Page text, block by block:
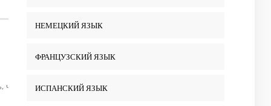
я продолжаю совершенствовать и углублять свои знания на
НЕМЕЦКИЙ ЯЗЫК
ФРАНЦУЗСКИЙ ЯЗЫК
ИСПАНСКИЙ ЯЗЫК